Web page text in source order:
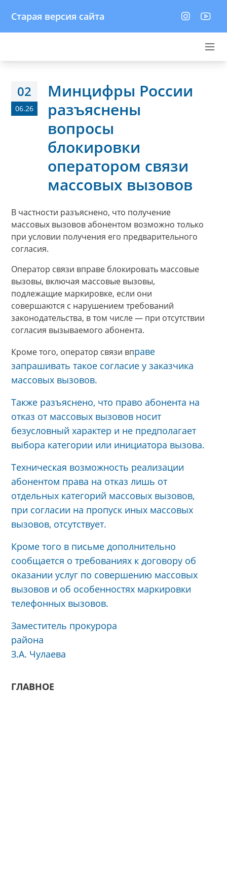
Старая версия сайта
02
06.26
Минцифры России
разъяснены
вопросы
блокировки
оператором связи
массовых вызовов
В частности разъяснено, что получение
массовых вызовов абонентом возможно только
при условии получения его предварительного
согласия.
Оператор связи вправе блокировать массовые
вызовы, включая массовые вызовы,
подлежащие маркировке, если они
совершаются с нарушением требований
законодательства, в том числе — при отсутствии
согласия вызываемого абонента.
Кроме того, оператор связи вправе
запрашивать такое согласие у заказчика
массовых вызовов.
Также разъяснено, что право абонента на
отказ от массовых вызовов носит
безусловный характер и не предполагает
выбора категории или инициатора вызова.
Техническая возможность реализации
абонентом права на отказ лишь от
отдельных категорий массовых вызовов,
при согласии на пропуск иных массовых
вызовов, отсутствует.
Кроме того в письме дополнительно
сообщается о требованиях к договору об
оказании услуг по совершению массовых
вызовов и об особенностях маркировки
телефонных вызовов.
Заместитель прокурора
района
З.А. Чулаева
ГЛАВНОЕ